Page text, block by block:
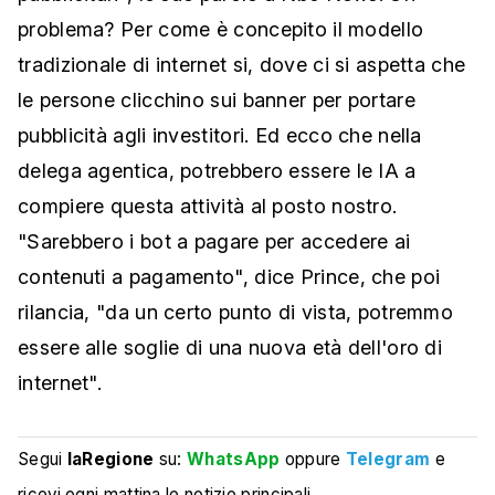
problema? Per come è concepito il modello
tradizionale di internet si, dove ci si aspetta che
le persone clicchino sui banner per portare
pubblicità agli investitori. Ed ecco che nella
delega agentica, potrebbero essere le IA a
compiere questa attività al posto nostro.
"Sarebbero i bot a pagare per accedere ai
contenuti a pagamento", dice Prince, che poi
rilancia, "da un certo punto di vista, potremmo
essere alle soglie di una nuova età dell'oro di
internet".
Segui laRegione su:WhatsApp oppure Telegram e